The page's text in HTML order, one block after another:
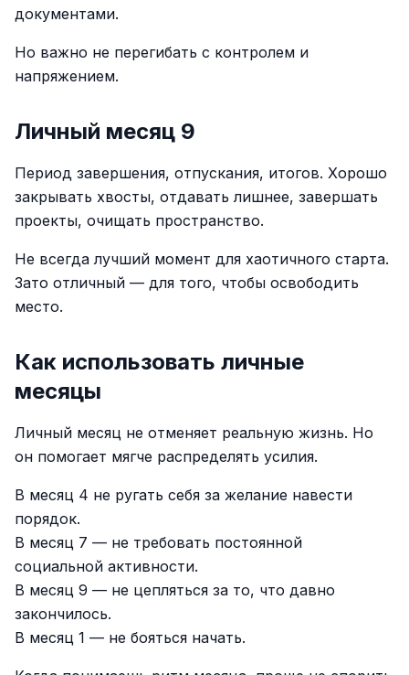
документами.
Но важно не перегибать с контролем и
напряжением.
Личный месяц 9
Период завершения, отпускания, итогов. Хорошо
закрывать хвосты, отдавать лишнее, завершать
проекты, очищать пространство.
Не всегда лучший момент для хаотичного старта.
Зато отличный — для того, чтобы освободить
место.
Как использовать личные
месяцы
Личный месяц не отменяет реальную жизнь. Но
он помогает мягче распределять усилия.
В месяц 4 не ругать себя за желание навести
порядок.
В месяц 7 — не требовать постоянной
социальной активности.
В месяц 9 — не цепляться за то, что давно
закончилось.
В месяц 1 — не бояться начать.